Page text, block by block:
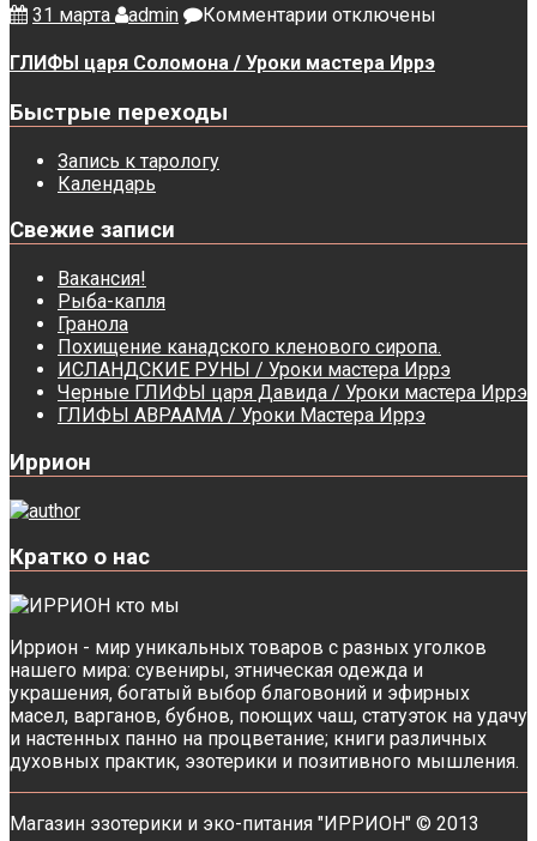
31 марта admin Комментариик
ГЛИФЫ
/
отключены
ГЛИФЫ царя Соломона / Уроки мастера Иррэ
Быстрые переходы
Запись к тарологу
Календарь
Свежие записи
Вакансия!
Рыба-капля
Гранола
Похищение канадского кленового сиропа.
ИСЛАНДСКИЕ РУНЫ / Уроки мастера Иррэ
Черные ГЛИФЫ царя Давида / Уроки мастера Иррэ
ГЛИФЫ АВРААМА / Уроки Мастера Иррэ
Иррион
Кратко о нас
Иррион - мир уникальных товаров с разных уголков
нашего мира: сувениры, этническая одежда и
украшения, богатый выбор благовоний и эфирных
масел, варганов, бубнов, поющих чаш, статуэток на удачу
и настенных панно на процветание; книги различных
духовных практик, эзотерики и позитивного мышления.
Магазин эзотерики и эко-питания "ИРРИОН" © 2013